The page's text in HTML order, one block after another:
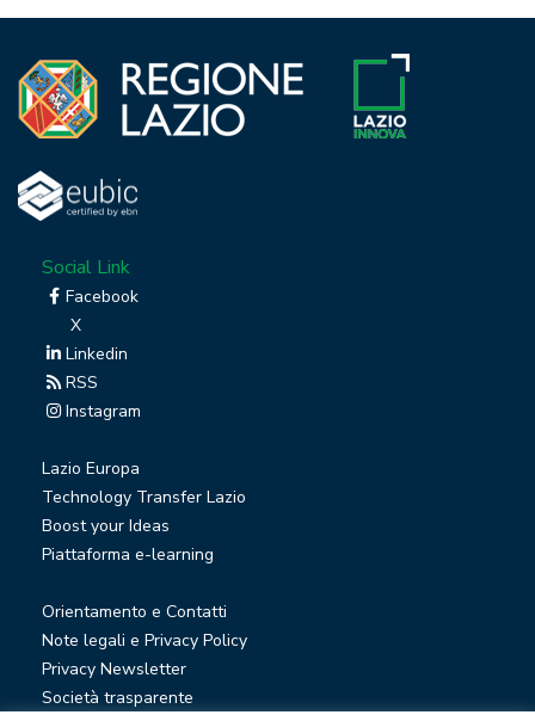
Social Link
Facebook
X
Linkedin
RSS
Instagram
Lazio Europa
Technology Transfer Lazio
Boost your Ideas
Piattaforma e-learning
Orientamento e Contatti
Note legali e Privacy Policy
Privacy Newsletter
Società trasparente